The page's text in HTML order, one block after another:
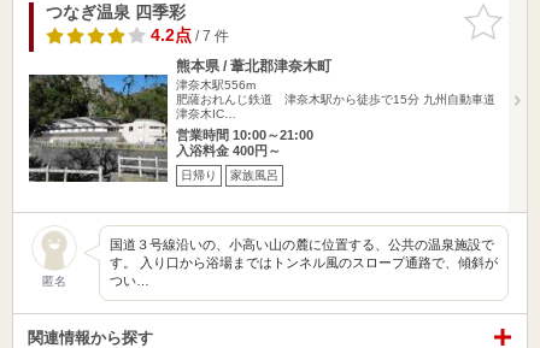
お気に入
りに追加
つなぎ温泉 四季彩
4.2点/ 7 件
熊本県 / 葦北郡津奈木町
津奈木駅556m
肥薩おれんじ鉄道 津奈木駅から徒歩で15分 九州自動車道
津奈木IC…
営業時間 10:00～21:00
入浴料金 400円～
日帰り 家族風呂
匿名
国道３号線沿いの、小高い山の麓に位置する、公共の温泉施設で
す。 入り口から浴場まではトンネル風のスロープ通路で、傾斜が
つい…
関連情報から探す